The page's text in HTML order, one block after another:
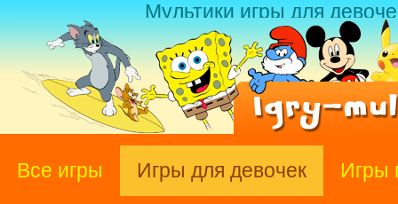
Мультики игры для
Все игры Игры для девочек Игры